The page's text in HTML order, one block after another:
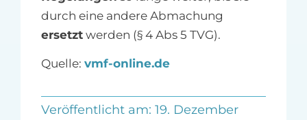
durch eine andere Abmachung
ersetztwerden (§ 4 Abs 5 TVG).
Quelle: vmf-online.de
Veröffentlicht am: 19. Dezember